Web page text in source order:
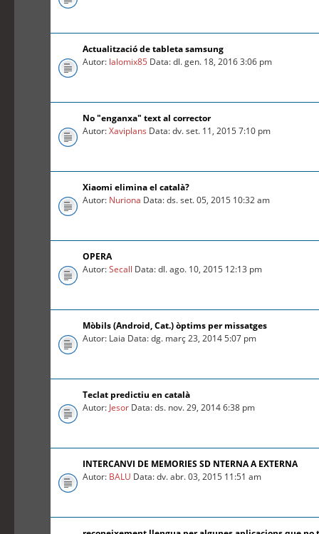
Actualització de tableta samsung
Autor: lalomix85 Data: dl. gen. 18, 2016 3:06 pm
No "enganxa" text al corrector
Autor:Xaviplans Data: dv. set. 11, 2015 7:10 pm
Xiaomi elimina el català?
Autor: Nuriona Data: ds. set. 05, 2015 10:32 am
OPERA
Autor:Secall Data: dl. ago. 10, 2015 12:13 pm
Mòbils (Android, Cat.) òptims per missatges
Autor: Laia Data: dg. març 23, 2014 5:07 pm
Teclat predictiu en català
Autor: Jesor Data: ds. nov. 29, 2014 6:38 pm
INTERCANVI DE MEMORIES SD NTERNA A EXTERNA
Autor: BALU Data: dv. abr. 03, 2015 11:51 am